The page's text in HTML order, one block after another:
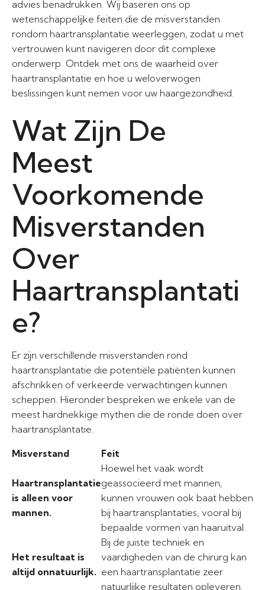
advies benadrukken. Wij baseren ons op
wetenschappelijke feiten die de misverstanden
rondom haartransplantatie weerleggen, zodat u met
vertrouwen kunt navigeren door dit complexe
onderwerp. Ontdek met ons de waarheid over
haartransplantatie en hoe u weloverwogen
beslissingen kunt nemen voor uw haargezondheid.
Wat Zijn De
Meest
Voorkomende
Misverstanden
Over
Haartransplantati
e?
Er zijn verschillende misverstanden rond
haartransplantatie die potentiële patiënten kunnen
afschrikken of verkeerde verwachtingen kunnen
scheppen. Hieronder bespreken we enkele van de
meest hardnekkige mythen die de ronde doen over
haartransplantatie.
Misverstand Feit
Haartransplantatie
is alleen voor
mannen.
Hoewel het vaak wordt
geassocieerd met mannen,
kunnen vrouwen ook baat hebben
bij haartransplantaties, vooral bij
bepaalde vormen van haaruitval.
Het resultaat is
altijd onnatuurlijk.
Bij de juiste techniek en
vaardigheden van de chirurg kan
een haartransplantatie zeer
natuurlijke resultaten opleveren.